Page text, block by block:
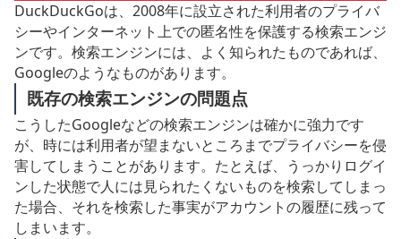
DuckDuckGoは、2008年に設立された利用者のプライバ
シーやインターネット上での匿名性を保護する検索エンジ
ンです。検索エンジンには、よく知られたものであれば、
Googleのようなものがあります。
既存の検索エンジンの問題点
こうしたGoogleなどの検索エンジンは確かに強力です
が、時には利用者が望まないところまでプライバシーを侵
害してしまうことがあります。たとえば、うっかりログイ
ンした状態で人には見られたくないものを検索してしまっ
た場合、それを検索した事実がアカウントの履歴に残って
しまいます。